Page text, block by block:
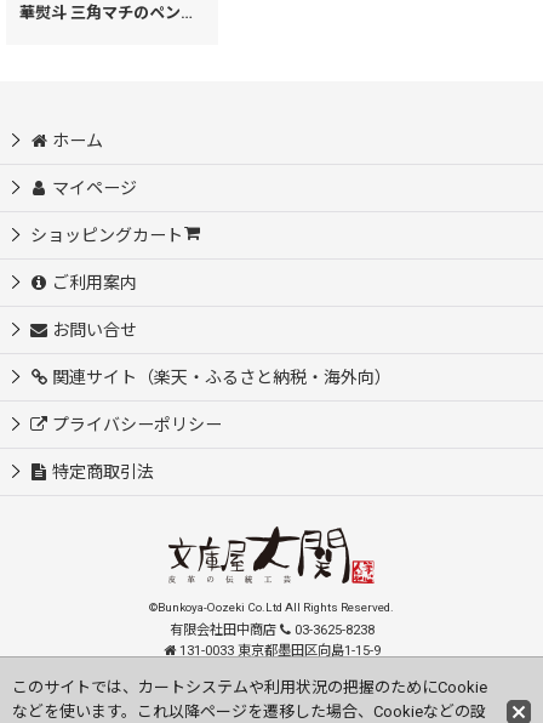
華熨斗 三角マチのペンケース（絢爛柄）
ホーム
マイページ
ショッピングカート
ご利用案内
お問い合せ
関連サイト（楽天・ふるさと納税・海外向）
プライバシーポリシー
特定商取引法
©Bunkoya-Oozeki Co.Ltd All Rights Reserved.
有限会社田中商店
03-3625-8238
131-0033 東京都墨田区向島1-15-9
Visit our English Store
このサイトでは、カートシステムや利用状況の把握のためにCookie
などを使います。これ以降ページを遷移した場合、Cookieなどの設